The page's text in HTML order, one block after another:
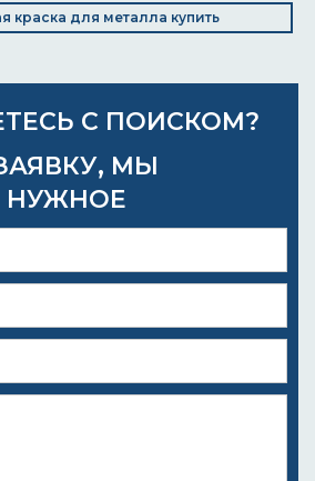
краска для металла купить
С ПОИСКОМ?
МЫ
НУЖНОЕ